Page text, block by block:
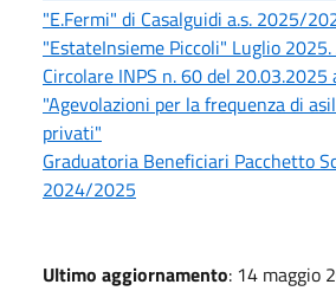
"E.Fermi" di Casalguidi a.s. 2025/
"EstateInsieme Piccoli" Luglio
Circolare INPS n. 60 del 20.03.2025
"Agevolazioni per la frequenza di
privati"
Graduatoria Beneficiari Pacchetto
2024/2025
Ultimo aggiornamento: 14 maggio